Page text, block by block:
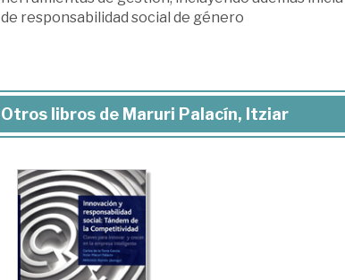
de responsabilidad social de género
Otros libros de Maruri Palacín, Itziar